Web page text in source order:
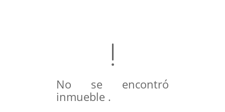
No se encontró
inmueble .